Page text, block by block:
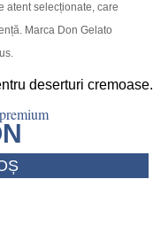
atent selecționate, care
Marca Don Gelato